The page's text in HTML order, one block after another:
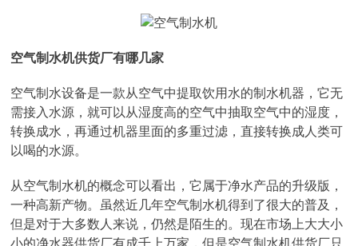
空气制水机供货厂有哪几家
空气制水设备是一款从空气中提取饮用水的制水机器，它无
需接入水源，就可以从湿度高的空气中抽取空气中的湿度，
转换成水，再通过机器里面的多重过滤，直接转换成人类可
以喝的水源。
从空气制水机的概念可以看出，它属于净水产品的升级版，
一种高新产物。虽然近几年空气制水机得到了很大的普及，
但是对于大多数人来说，仍然是陌生的。现在市场上大大小
小的净水器供货厂有成千上万家，但是空气制水机供货厂只